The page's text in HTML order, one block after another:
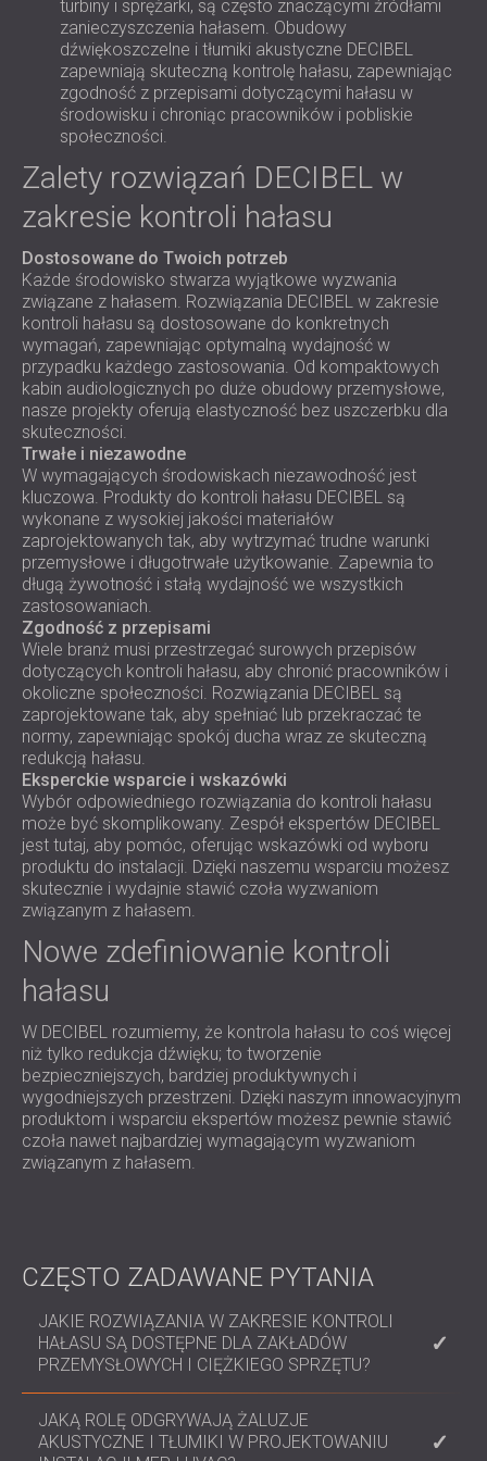
turbiny i sprężarki, są często znaczącymi źródłami
zanieczyszczenia hałasem. Obudowy
dźwiękoszczelne i tłumiki akustyczne DECIBEL
zapewniają skuteczną kontrolę hałasu, zapewniając
zgodność z przepisami dotyczącymi hałasu w
środowisku i chroniąc pracowników i pobliskie
społeczności.
Zalety rozwiązań DECIBEL w
zakresie kontroli hałasu
Dostosowane do Twoich potrzeb
Każde środowisko stwarza wyjątkowe wyzwania
związane z hałasem. Rozwiązania DECIBEL w zakresie
kontroli hałasu są dostosowane do konkretnych
wymagań, zapewniając optymalną wydajność w
przypadku każdego zastosowania. Od kompaktowych
kabin audiologicznych po duże obudowy przemysłowe,
nasze projekty oferują elastyczność bez uszczerbku dla
skuteczności.
Trwałe i niezawodne
W wymagających środowiskach niezawodność jest
kluczowa. Produkty do kontroli hałasu DECIBEL są
wykonane z wysokiej jakości materiałów
zaprojektowanych tak, aby wytrzymać trudne warunki
przemysłowe i długotrwałe użytkowanie. Zapewnia to
długą żywotność i stałą wydajność we wszystkich
zastosowaniach.
Zgodność z przepisami
Wiele branż musi przestrzegać surowych przepisów
dotyczących kontroli hałasu, aby chronić pracowników i
okoliczne społeczności. Rozwiązania DECIBEL są
zaprojektowane tak, aby spełniać lub przekraczać te
normy, zapewniając spokój ducha wraz ze skuteczną
redukcją hałasu.
Eksperckie wsparcie i wskazówki
Wybór odpowiedniego rozwiązania do kontroli hałasu
może być skomplikowany. Zespół ekspertów DECIBEL
jest tutaj, aby pomóc, oferując wskazówki od wyboru
produktu do instalacji. Dzięki naszemu wsparciu możesz
skutecznie i wydajnie stawić czoła wyzwaniom
związanym z hałasem.
Nowe zdefiniowanie kontroli
hałasu
W DECIBEL rozumiemy, że kontrola hałasu to coś więcej
niż tylko redukcja dźwięku; to tworzenie
bezpieczniejszych, bardziej produktywnych i
wygodniejszych przestrzeni. Dzięki naszym innowacyjnym
produktom i wsparciu ekspertów możesz pewnie stawić
czoła nawet najbardziej wymagającym wyzwaniom
związanym z hałasem.
CZĘSTO ZADAWANE PYTANIA
JAKIE ROZWIĄZANIA W ZAKRESIE KONTROLI
HAŁASU SĄ DOSTĘPNE DLA ZAKŁADÓW
PRZEMYSŁOWYCH I CIĘŻKIEGO SPRZĘTU?
Oferujemy modułowe obudowy, kabiny operatorów i
bariery akustyczne dostosowane do konkretnych
JAKĄ ROLĘ ODGRYWAJĄ ŻALUZJE
AKUSTYCZNE I TŁUMIKI W PROJEKTOWANIU